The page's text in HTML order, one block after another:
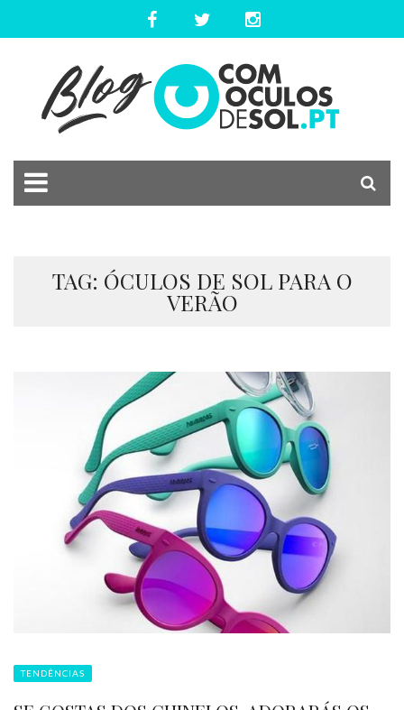
TAG: ÓCULOS DE SOL PARA O
VERÃO
TENDÊNCIAS